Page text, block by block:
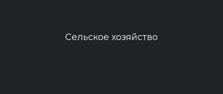
Сельское хозяйство